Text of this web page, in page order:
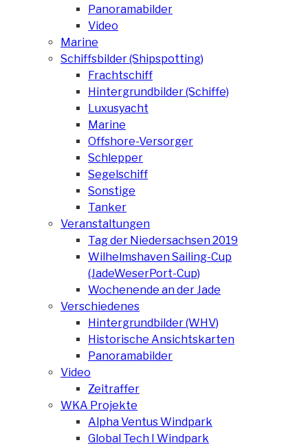
Panoramabilder
Video
Marine
Schiffsbilder (Shipspotting)
Frachtschiff
Hintergrundbilder (Schiffe)
Luxusyacht
Marine
Offshore-Versorger
Schlepper
Segelschiff
Sonstige
Tanker
Veranstaltungen
Tag der Niedersachsen 2019
Wilhelmshaven Sailing-Cup
(JadeWeserPort-Cup)
Wochenende an der Jade
Verschiedenes
Hintergrundbilder (WHV)
Historische Ansichtskarten
Panoramabilder
Video
Zeitraffer
WKA Projekte
Alpha Ventus Windpark
Global Tech I Windpark